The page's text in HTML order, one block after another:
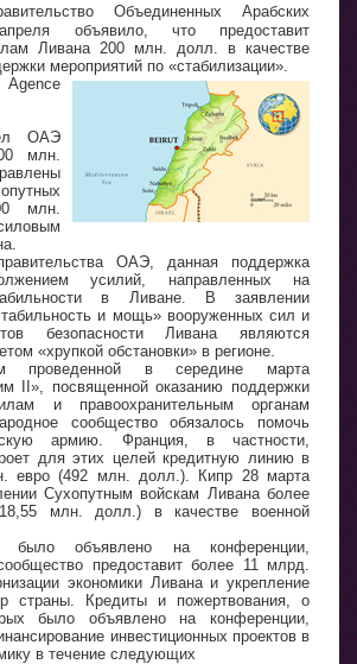
Объединенных Арабских
объявило, что предоставит
Ливана 200 млн. долл. в качестве
мероприятий по «стабилизации».
ОАЭ
млн.
млн.
ОАЭ, данная поддержка
усилий, направленных на
в Ливане. В заявлении
и мощь» вооруженных сил и
безопасности Ливана являются
«хрупкой обстановки» в регионе.
проведенной в середине марта
II», посвященной оказанию поддержки
и правоохранительным органам
сообщество обязалось помочь
армию. Франция, в частности,
для этих целей кредитную линию в
евро (492 млн. долл.). Кипр 28 марта
Сухопутным войскам Ливана более
млн. долл.) в качестве военной
объявлено на конференции,
предоставит более 11 млрд.
экономики Ливана и укрепление
страны. Кредиты и пожертвования, о
было объявлено на конференции,
инвестиционных проектов в
в течение следующих